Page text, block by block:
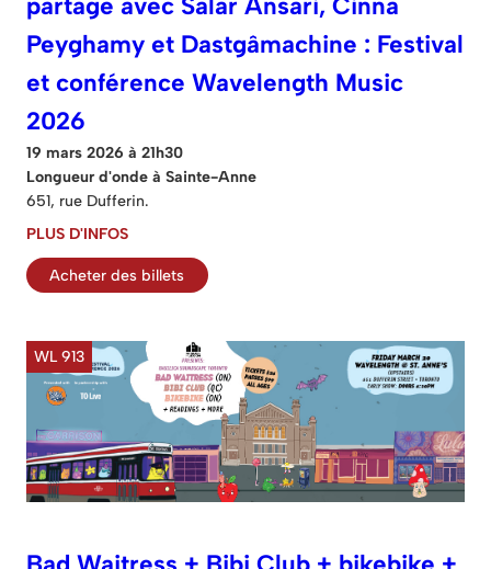
partage avec Salar Ansari, Cinna
Peyghamy et Dastgâmachine : Festival
et conférence Wavelength Music
2026
19 mars 2026 à 21h30
Longueur d'onde à Sainte-Anne
651, rue Dufferin.
PLUS D'INFOS
Acheter des billets
WL 913